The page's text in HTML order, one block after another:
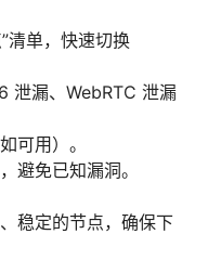
清单，快速切换
泄漏、WebRTC 泄漏
可用）。
避免已知漏洞。
稳定的节点，确保下